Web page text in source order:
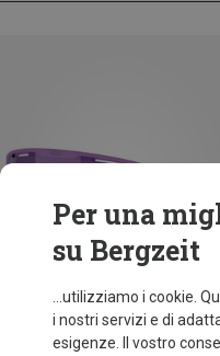
Per una
su Bergzeit
...utilizziamo i cookie.
i nostri servizi e di
esigenze. Il vostro